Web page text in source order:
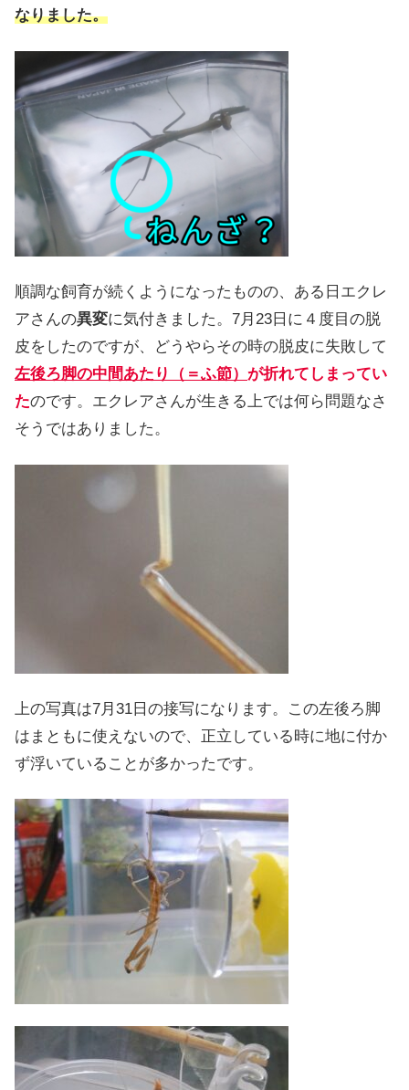
なりました。
順調な飼育が続くようになったものの、ある日エクレ
アさんの異変に気付きました。7月23日に４度目の脱
皮をしたのですが、どうやらその時の脱皮に失敗して
左後ろ脚の中間あたり（＝ふ節） が折れてしまってい
たのです。エクレアさんが生きる上では何ら問題なさ
そうではありました。
上の写真は7月31日の接写になります。この左後ろ脚
はまともに使えないので、正立している時に地に付か
ず浮いていることが多かったです。